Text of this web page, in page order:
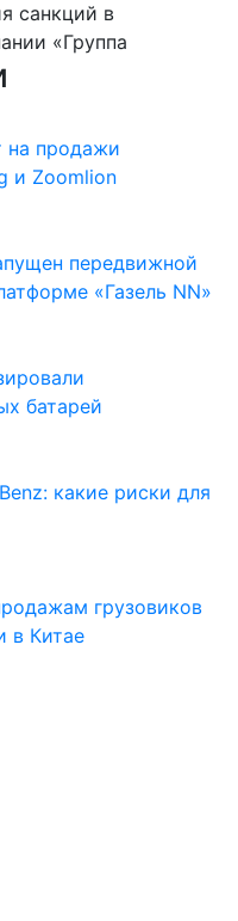
санкций в
«Группа
на продажи
и Zoomlion
передвижной
«Газель NN»
батарей
какие риски для
грузовиков
в Китае